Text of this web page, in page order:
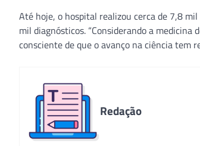
Até hoje, o hospital realizou cerca de 7,8
mil diagnósticos. “Considerando a medicina
consciente de que o avanço na ciência tem
Redação